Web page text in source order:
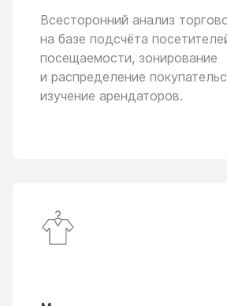
Всесторонний анализ
на базе подсчёта
посещаемости, зонирование
и распределение
изучение арендаторов.